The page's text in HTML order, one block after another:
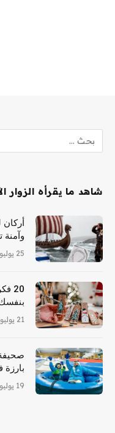
شاهد ما يقرأه الزوار
وآمنة
25 يوليو، 2026
20
21 يوليو، 2026
صحيفة
بارزة
19 يوليو، 2026